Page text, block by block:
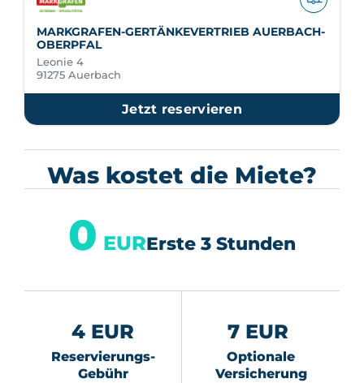
MARKGRAFEN-GERTÄNKEVERTRIEB AUERBACH-
OBERPFAL
Leonie 4
91275 Auerbach
Jetzt reservieren
Was kostet die Miete?
4 EUR
Reservierungs-
Gebühr
0 EURErste 3 Stunden
7 EUR
Optionale
Versicherung